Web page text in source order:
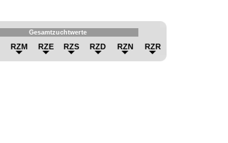
Gesamtzuchtwerte
RZM RZE RZS RZD RZN RZR